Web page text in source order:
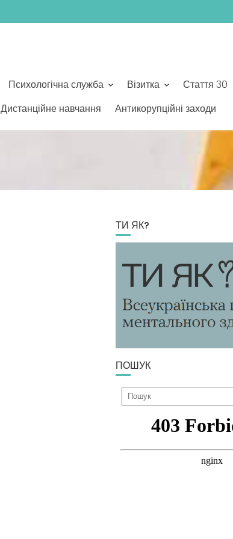
Психологічна служба Візитка
Стаття 30
Дистанційне навчання Антикорупційні заходи
ТИ ЯК?
ПОШУК